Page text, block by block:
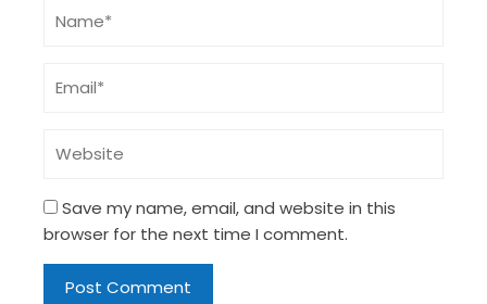
Save my name, email, and website in this
browser for the next time I comment.